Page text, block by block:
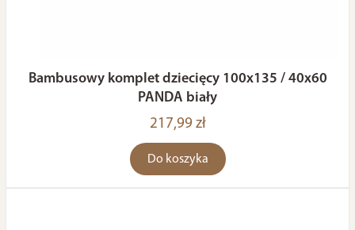
Bambusowy komplet dziecięcy 100x135 / 40x60
PANDA biały
217,99 zł
Do koszyka